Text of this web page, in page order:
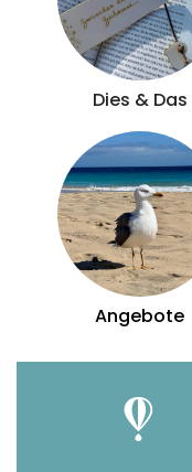
Dies & Das
Angebote